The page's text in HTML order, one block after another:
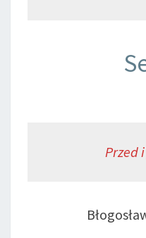
Przed